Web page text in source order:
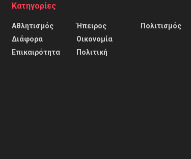
Κατηγορίες
Αθλητισμός
Διάφορα
Επικαιρότητα
Ήπειρος
Οικονομία
Πολιτική
Πολιτισμός